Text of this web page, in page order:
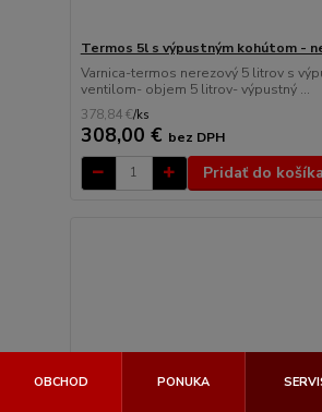
Termos 5l s výpustným kohútom -
Varnica-termos nerezový 5 litrov s
ventilom- objem 5 litrov- výpustný ...
378,84 €/ks
308,00 € bez DPH
Pridať do košíka
OBCHOD PONUKA